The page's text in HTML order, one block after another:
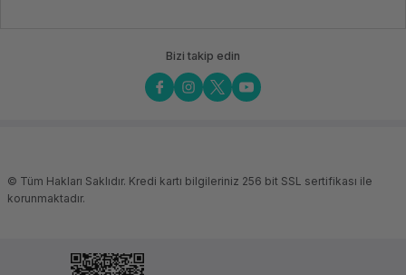
Bizi takip edin
© Tüm Hakları Saklıdır. Kredi kartı bilgileriniz 256 bit SSL sertifikası ile
korunmaktadır.